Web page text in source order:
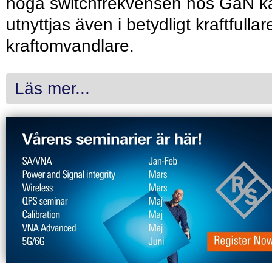
utnyttjas även i betydligt
kraftomvandlare.
Läs mer...